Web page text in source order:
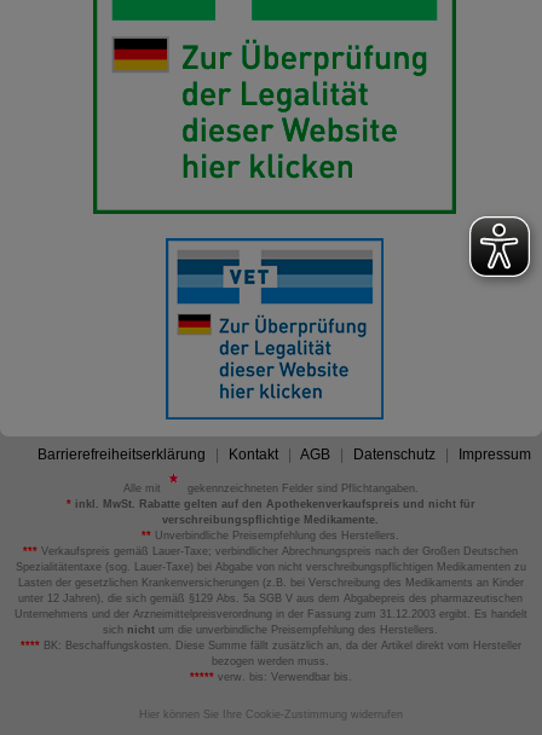
Barrierefreiheitserklärung Kontakt AGB Datenschutz Impressum
Alle mit
gekennzeichneten Felder sind Pflichtangaben.
*inkl. MwSt. Rabatte gelten auf den Apothekenverkaufspreis und nicht für
verschreibungspflichtige Medikamente.
** Unverbindliche Preisempfehlung des Herstellers.
*** Verkaufspreis gemäß Lauer-Taxe; verbindlicher Abrechnungspreis nach der Großen Deutschen
Spezialitätentaxe (sog. Lauer-Taxe) bei Abgabe von nicht verschreibungspflichtigen Medikamenten zu
Lasten der gesetzlichen Krankenversicherungen (z.B. bei Verschreibung des Medikaments an Kinder
unter 12 Jahren), die sich gemäß §129 Abs. 5a SGB V aus dem Abgabepreis des pharmazeutischen
Unternehmens und der Arzneimittelpreisverordnung in der Fassung zum 31.12.2003 ergibt. Es handelt
sich nicht um die unverbindliche Preisempfehlung des Herstellers.
****BK: Beschaffungskosten. Diese Summe fällt zusätzlich an, da der Artikel direkt vom Hersteller
bezogen werden muss.
*****verw. bis: Verwendbar bis.
Hier können Sie Ihre Cookie-Zustimmung widerrufen